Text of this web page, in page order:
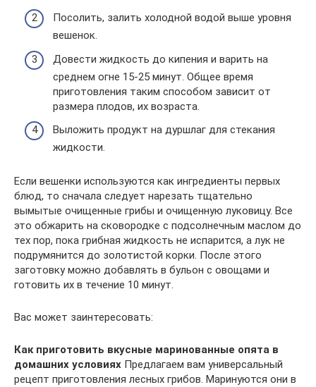
Посолить, залить холодной водой выше уровня
вешенок.
Довести жидкость до кипения и варить на
среднем огне 15-25 минут. Общее время
приготовления таким способом зависит от
размера плодов, их возраста.
Выложить продукт на дуршлаг для стекания
жидкости.
Если вешенки используются как ингредиенты первых
блюд, то сначала следует нарезать тщательно
вымытые очищенные грибы и очищенную луковицу. Все
это обжарить на сковородке с подсолнечным маслом до
тех пор, пока грибная жидкость не испарится, а лук не
подрумянится до золотистой корки. После этого
заготовку можно добавлять в бульон с овощами и
готовить их в течение 10 минут.
Вас может заинтересовать:
Как приготовить вкусные маринованные опята в
домашних условиях Предлагаем вам универсальный
рецепт приготовления лесных грибов. Маринуются они в